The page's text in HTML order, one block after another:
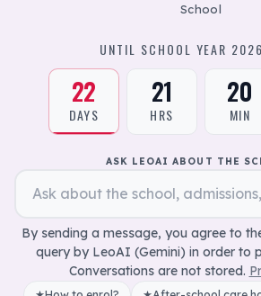
School
UNTIL SCHOOL YEAR
22
DAYS
21
HRS
20
MIN
ASK LEOAI ABOUT THE
By sending a message, you agree to
query by LeoAI (Gemini) in order to
Conversations are not stored.